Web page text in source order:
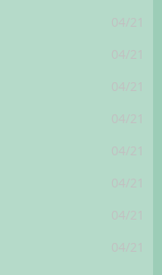
04/21
04/21
04/21
04/21
04/21
04/21
04/21
04/21